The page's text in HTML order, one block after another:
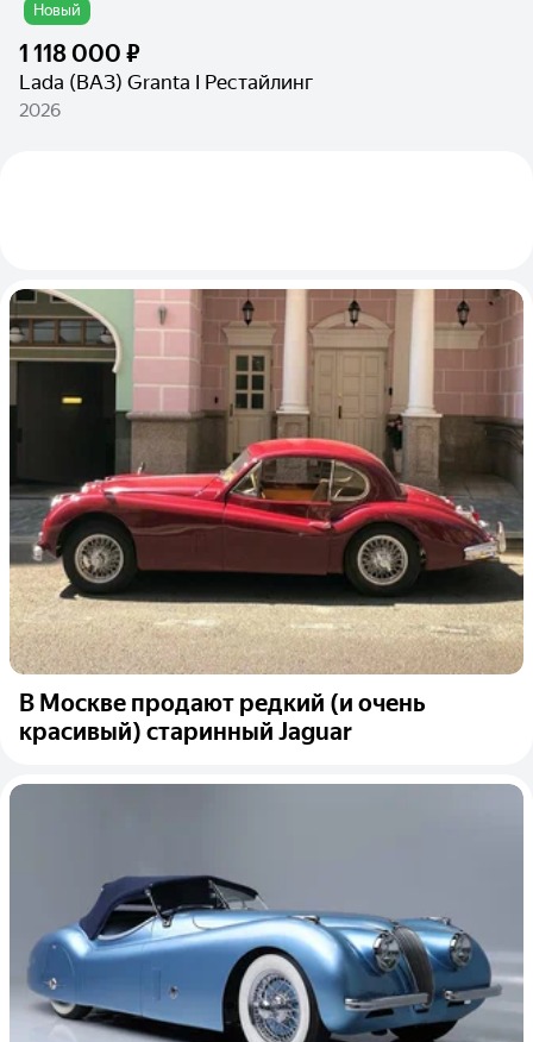
Новый
1 118 000 ₽
Lada (ВАЗ) Granta I Рестайлинг
2026
В Москве продают редкий (и очень
красивый) старинный Jaguar